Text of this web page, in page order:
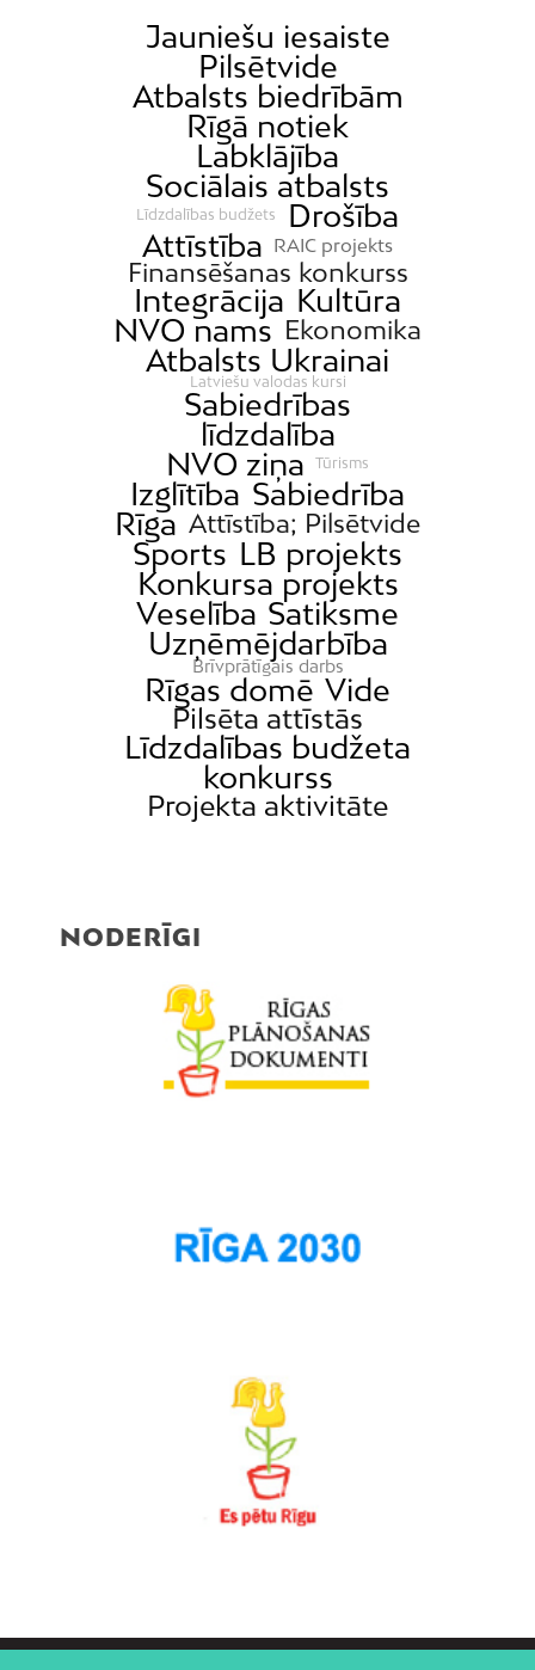
Jauniešu iesaiste
Pilsētvide
Atbalsts biedrībām
Rīgā notiek
Labklājība
Sociālais atbalsts
Līdzdalības budžets
Drošība
Attīstība
RAIC projekts
Finansēšanas konkurss
Integrācija Kultūra
NVO nams Ekonomika
Atbalsts Ukrainai
Latviešu valodas kursi
Sabiedrības
līdzdalība
NVO ziņa
Tūrisms
Izglītība Sabiedrība
Rīga Attīstība; Pilsētvide
Sports LB projekts
Konkursa projekts
Veselība Satiksme
Uzņēmējdarbība
Brīvprātīgais darbs
Rīgas domē Vide
Pilsēta attīstās
Līdzdalības budžeta
konkurss
Projekta aktivitāte
NODERĪGI